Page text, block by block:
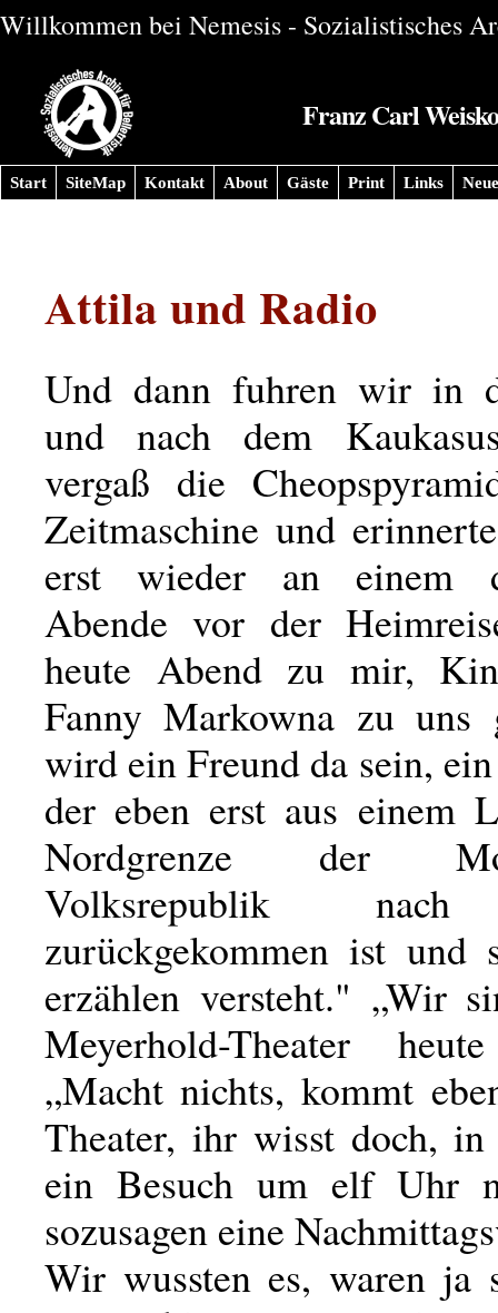
Willkommen bei Nemesis - Sozialistisches
Franz Carl
Start SiteMap Kontakt About Gäste Print Links
Attila und Radio
Und dann fuhren wir in
und nach dem
vergaß die
Zeitmaschine und
erst wieder an einem
Abende vor der
heute Abend zu mir,
Fanny Markowna zu uns
wird ein Freund da sein,
der eben erst aus einem
Nordgrenze der
Volksrepublik
zurückgekommen ist und
erzählen versteht." „Wir
Meyerhold-Theater
„Macht nichts, kommt
Theater, ihr wisst doch,
ein Besuch um elf Uhr
sozusagen eine
Wir wussten es, waren ja